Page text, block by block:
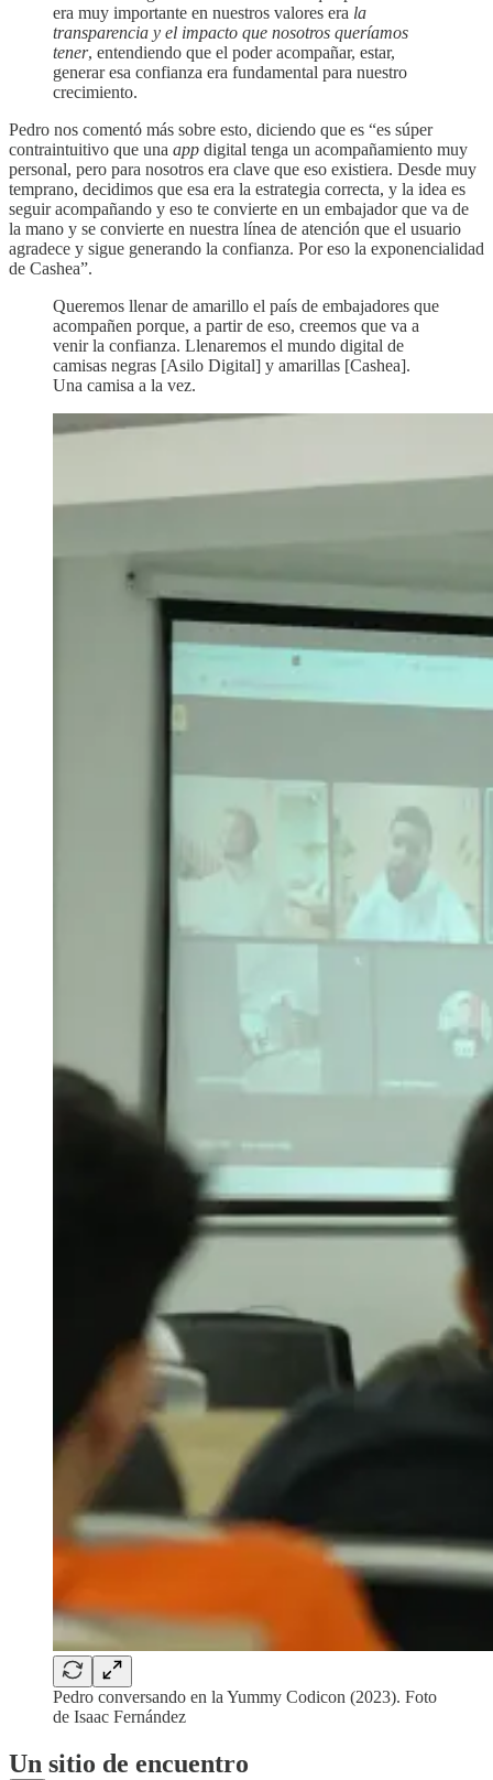
era muy importante en nuestros valores era la
transparencia y el impacto que nosotros queríamos
tener, entendiendo que el poder acompañar, estar,
generar esa confianza era fundamental para nuestro
crecimiento.
Pedro nos comentó más sobre esto, diciendo que es “es súper
contraintuitivo que una app digital tenga un acompañamiento muy
personal, pero para nosotros era clave que eso existiera. Desde muy
temprano, decidimos que esa era la estrategia correcta, y la idea es
seguir acompañando y eso te convierte en un embajador que va de
la mano y se convierte en nuestra línea de atención que el usuario
agradece y sigue generando la confianza. Por eso la exponencialidad
de Cashea”.
Queremos llenar de amarillo el país de embajadores que
acompañen porque, a partir de eso, creemos que va a
venir la confianza. Llenaremos el mundo digital de
camisas negras [Asilo Digital] y amarillas [Cashea].
Una camisa a la vez.
Pedro conversando en la Yummy Codicon (2023). Foto
de Isaac Fernández
Un sitio de encuentro